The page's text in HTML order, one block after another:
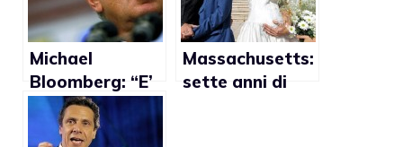
Michael
Bloomberg: “E’
arrivato il
momento di
Massachusetts:
sette anni di